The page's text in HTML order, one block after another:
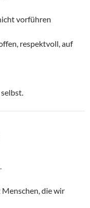
vorführen
respektvoll, auf
die wir